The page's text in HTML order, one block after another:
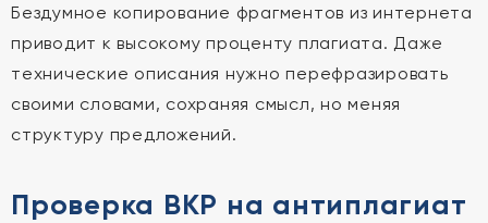
Бездумное копирование фрагментов из интернета
приводит к высокому проценту плагиата. Даже
технические описания нужно перефразировать
своими словами, сохраняя смысл, но меняя
структуру предложений.
Проверка ВКР на антиплагиат